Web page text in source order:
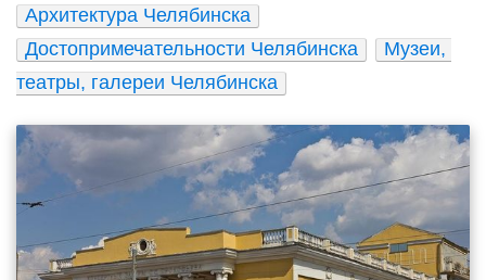
Архитектура Челябинска
Достопримечательности Челябинска
Музеи,
театры, галереи Челябинска